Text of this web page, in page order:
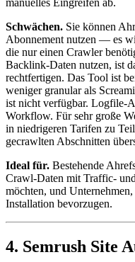
manuelles Eingreifen ab.
Schwächen. Sie können
Abonnement nutzen — es
die nur einen Crawler
Backlink-Daten nutzen, ist
rechtfertigen. Das Tool ist
weniger granular als
ist nicht verfügbar. Logfile-
Workflow. Für sehr große
in niedrigeren Tarifen zu
gecrawlten Abschnitten
Ideal für. Bestehende
Crawl-Daten mit Traffic-
möchten, und
Installation bevorzugen.
4. Semrush Site